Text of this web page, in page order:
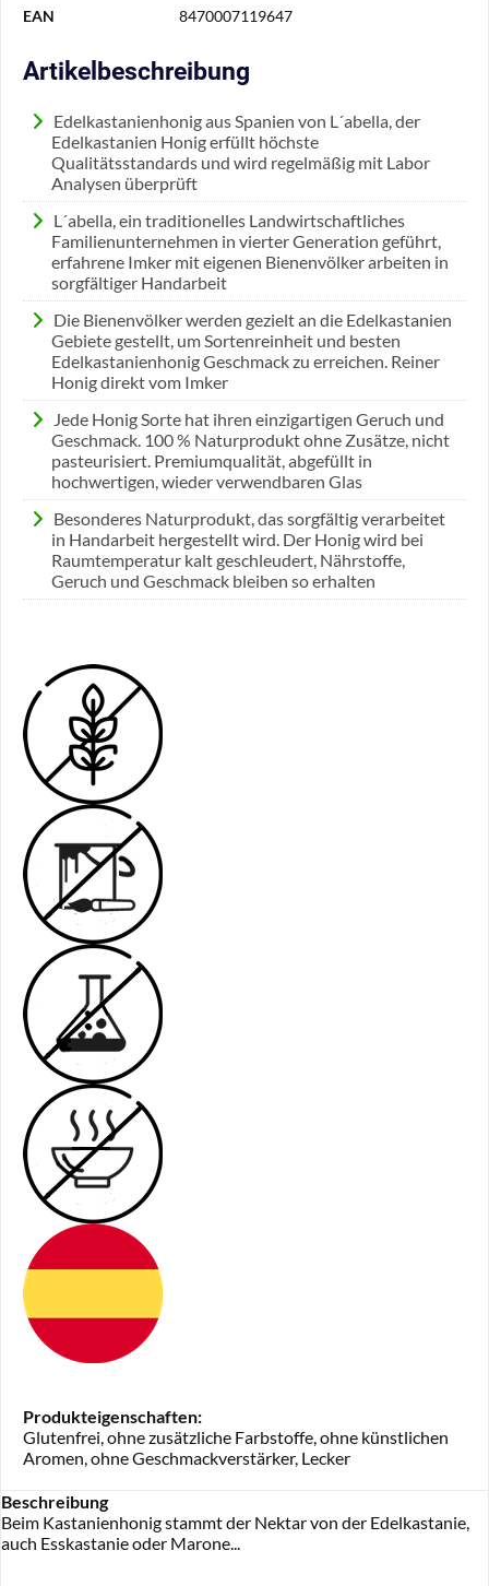
EAN 8470007119647
Artikelbeschreibung
Edelkastanienhonig aus Spanien von L´abella, der
Edelkastanien Honig erfüllt höchste
Qualitätsstandards und wird regelmäßig mit Labor
Analysen überprüft
L´abella, ein traditionelles Landwirtschaftliches
Familienunternehmen in vierter Generation geführt,
erfahrene Imker mit eigenen Bienenvölker arbeiten in
sorgfältiger Handarbeit
Die Bienenvölker werden gezielt an die Edelkastanien
Gebiete gestellt, um Sortenreinheit und besten
Edelkastanienhonig Geschmack zu erreichen. Reiner
Honig direkt vom Imker
Jede Honig Sorte hat ihren einzigartigen Geruch und
Geschmack. 100 % Naturprodukt ohne Zusätze, nicht
pasteurisiert. Premiumqualität, abgefüllt in
hochwertigen, wieder verwendbaren Glas
Besonderes Naturprodukt, das sorgfältig verarbeitet
in Handarbeit hergestellt wird. Der Honig wird bei
Raumtemperatur kalt geschleudert, Nährstoffe,
Geruch und Geschmack bleiben so erhalten
Produkteigenschaften:
Glutenfrei, ohne zusätzliche Farbstoffe, ohne künstlichen
Aromen, ohne Geschmackverstärker, Lecker
Beschreibung
Beim Kastanienhonig stammt der Nektar von der Edelkastanie,
auch Esskastanie oder Marone...